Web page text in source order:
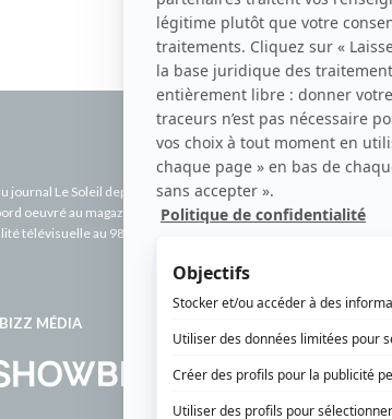
journal Le Soleil depuis 2001, Richard Therrien carbure à son
oeuvré au magazine TV Hebdo de 1996 à 2001. Sa spécialité:
télévisuelle au 98,5.
BIZZ MÉDIA